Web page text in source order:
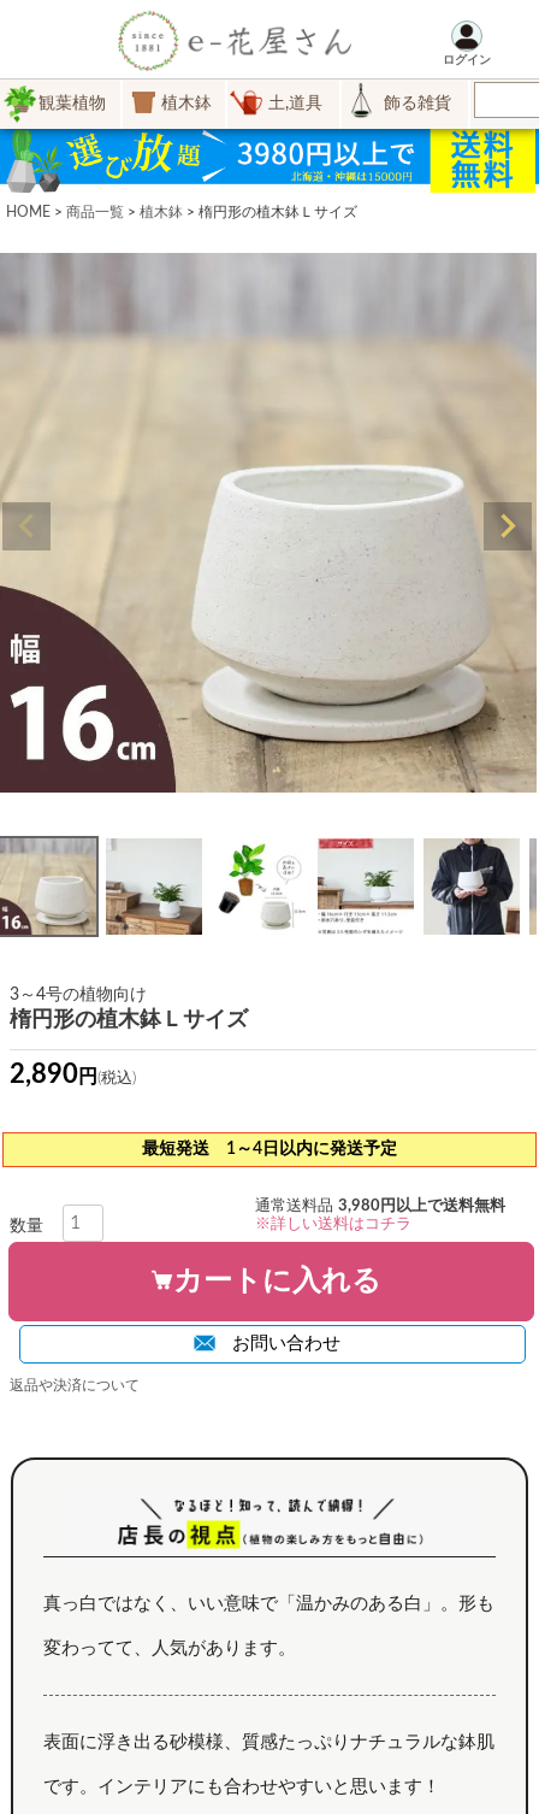
ログイン
観葉植物 植木鉢 土,道具 飾る雑貨
HOME 商品一覧 植木鉢 楕円形の植木鉢Ｌサイズ
3～4号の植物向け
楕円形の植木鉢Ｌサイズ
2,890
最短発送 1～4日以内に発送予定
通常送料品 3,980円以上で送料無料
※詳しい送料はコチラ
カートに入れる
お問い合わせ
返品や決済について
真っ白ではなく、いい意味で「温かみのある白」。形も
変わってて、人気があります。
表面に浮き出る砂模様、質感たっぷりナチュラルな鉢肌
です。インテリアにも合わせやすいと思います！